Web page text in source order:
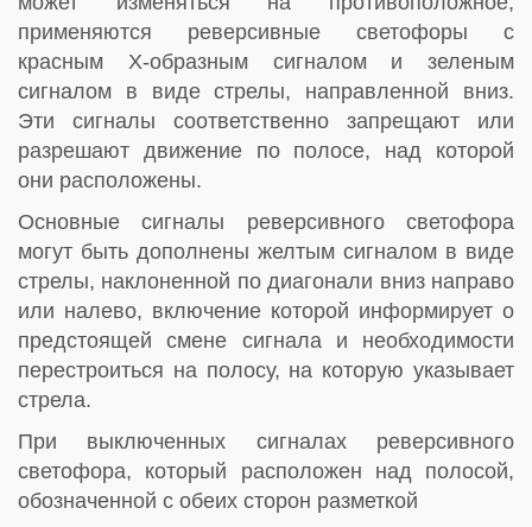
применяются реверсивные светофоры с
красным X-образным сигналом и зеленым
сигналом в виде стрелы, направленной вниз.
Эти сигналы соответственно запрещают или
разрешают движение по полосе, над которой
они расположены.
Основные сигналы реверсивного светофора
могут быть дополнены желтым сигналом в виде
стрелы, наклоненной по диагонали вниз направо
или налево, включение которой информирует о
предстоящей смене сигнала и необходимости
перестроиться на полосу, на которую указывает
стрела.
При выключенных сигналах реверсивного
светофора, который расположен над полосой,
обозначенной с обеих сторон разметкой